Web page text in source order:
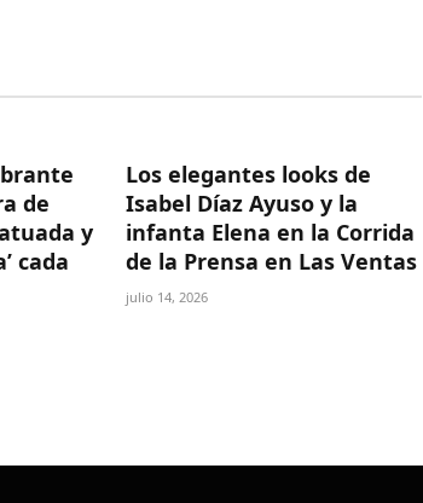
de
y
cada
Los elegantes looks de
Isabel Díaz Ayuso y la
infanta Elena en la Corrida
de la Prensa en Las Ventas
julio 14, 2026